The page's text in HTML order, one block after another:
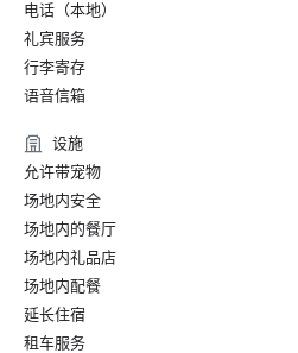
电话（本地）
礼宾服务
行李寄存
语音信箱
设施
允许带宠物
场地内安全
场地内的餐厅
场地内礼品店
场地内配餐
延长住宿
租车服务